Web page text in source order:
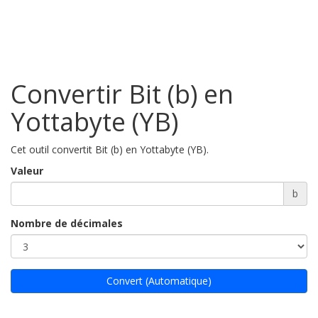
Convertir Bit (b) en
Yottabyte (YB)
Cet outil convertit Bit (b) en Yottabyte (YB).
Valeur
b
Nombre de décimales
Convert (Automatique)